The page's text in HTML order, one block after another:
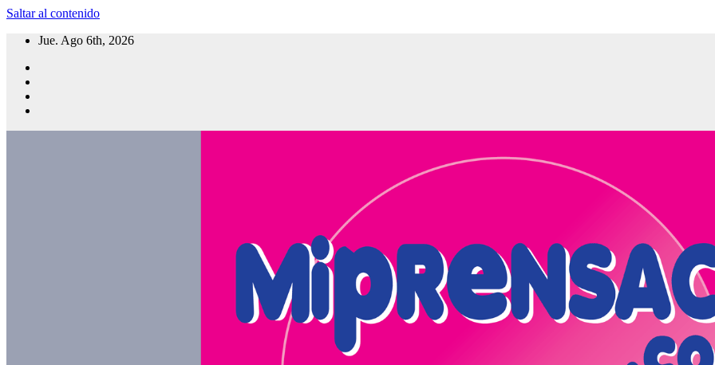
Saltar al contenido
Jue. Ago 6th, 2026